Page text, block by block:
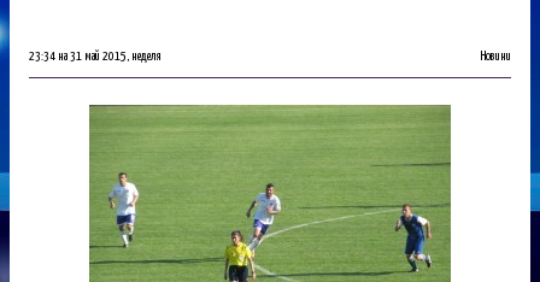
23:34 на 31 май 2015, неделя Новини